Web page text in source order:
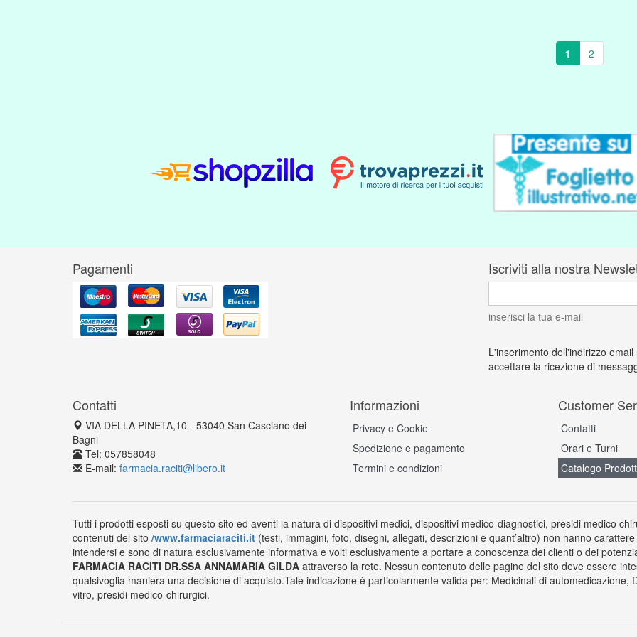
1 2
Pagamenti Iscriviti alla nostra
inserisci la tua e-mail
L'inserimento dell'indirizzo
accettare la ricezione di
Contatti
VIA DELLA PINETA,10 - 53040 San Casciano dei
Bagni
Tel: 057858048
E-mail: farmacia.raciti@libero.it
Informazioni
Privacy e Cookie
Spedizione e pagamento
Termini e condizioni
Customer
Contatti
Orari e Turni
Catalogo
Tutti i prodotti esposti su questo sito ed aventi la natura di dispositivi medici, dispositivi medico-diagnostici, presidi medico
contenuti del sito /www.farmaciaraciti.it (testi, immagini, foto, disegni, allegati, descrizioni e quant’altro) non hanno
intendersi e sono di natura esclusivamente informativa e volti esclusivamente a portare a conoscenza dei clienti o dei
FARMACIA RACITI DR.SSA ANNAMARIA GILDA attraverso la rete. Nessun contenuto delle pagine del sito deve essere
qualsivoglia maniera una decisione di acquisto.Tale indicazione è particolarmente valida per: Medicinali di automedicazione,
vitro, presidi medico-chirurgici.